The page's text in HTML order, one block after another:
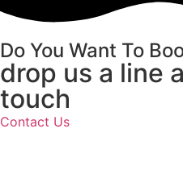
Do You Want To
drop us a line
touch
Contact Us